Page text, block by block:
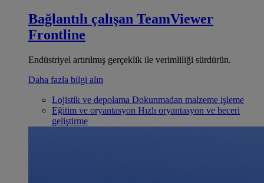
Bağlantılı çalışan TeamViewer
Frontline
Endüstriyel artırılmış gerçeklik ile verimliliği sürdürün.
Daha fazla bilgi alın
Lojistik ve depolama Dokunmadan malzeme işleme
Eğitim ve oryantasyon Hızlı oryantasyon ve beceri
geliştirme